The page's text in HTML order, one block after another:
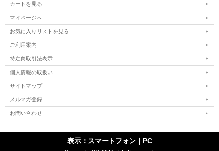
カートを見る
マイページへ
お気に入りリストを見る
ご利用案内
特定商取引法表示
個人情報の取扱い
サイトマップ
メルマガ登録
お問い合わせ
表示：スマートフォン｜ PC